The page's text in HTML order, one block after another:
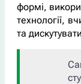
формі,
технології,
та